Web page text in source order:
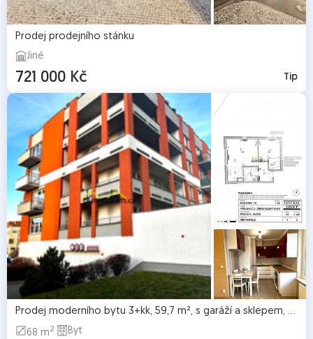
Prodej prodejního stánku
Jiné
721 000 Kč Tip
Prodej moderního bytu 3+kk, 59,7 m², s garáží a sklepem, Praha Zličín
68 m2 Byt